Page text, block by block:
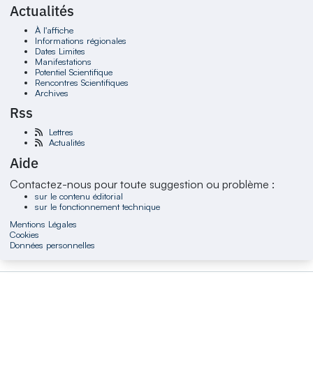
Actualités
À l'affiche
Informations régionales
Dates Limites
Manifestations
Potentiel Scientifique
Rencontres Scientifiques
Archives
Rss
Lettres
Actualités
Aide
Contactez-nous pour toute suggestion ou problème :
sur le contenu éditorial
sur le fonctionnement technique
Mentions Légales
Cookies
Données personnelles